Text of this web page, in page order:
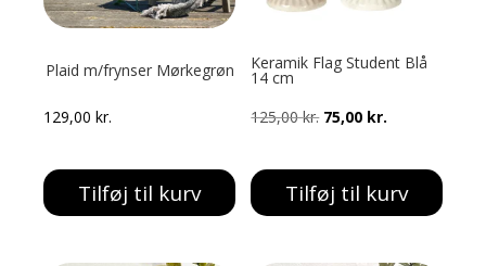
Plaid m/frynser Mørkegrøn
129,00kr.
Tilføj til kurv
Keramik Flag Student Blå
14 cm
125,00kr. Den
pris
var:
75,00 kr.
pris
er:
Tilføj til kurv